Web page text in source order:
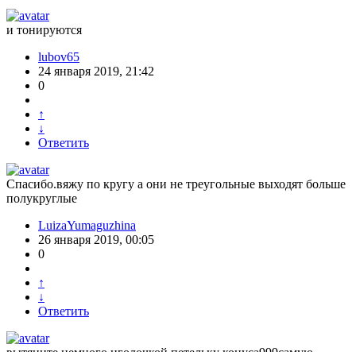
и тонируются
lubov65
24 января 2019, 21:42
0
↑
↓
Ответить
Спасибо.вяжу по кругу а они не треугольные выходят больше
полукруглые
LuizaYumaguzhina
26 января 2019, 00:05
0
↑
↓
Ответить